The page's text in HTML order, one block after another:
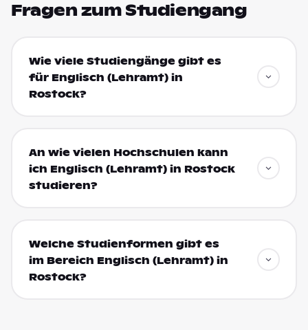
Fragen zum Studiengang
Wie viele Studiengänge gibt es
für Englisch (Lehramt) in
Rostock?
An wie vielen Hochschulen kann
ich Englisch (Lehramt) in Rostock
studieren?
Welche Studienformen gibt es
im Bereich Englisch (Lehramt) in
Rostock?